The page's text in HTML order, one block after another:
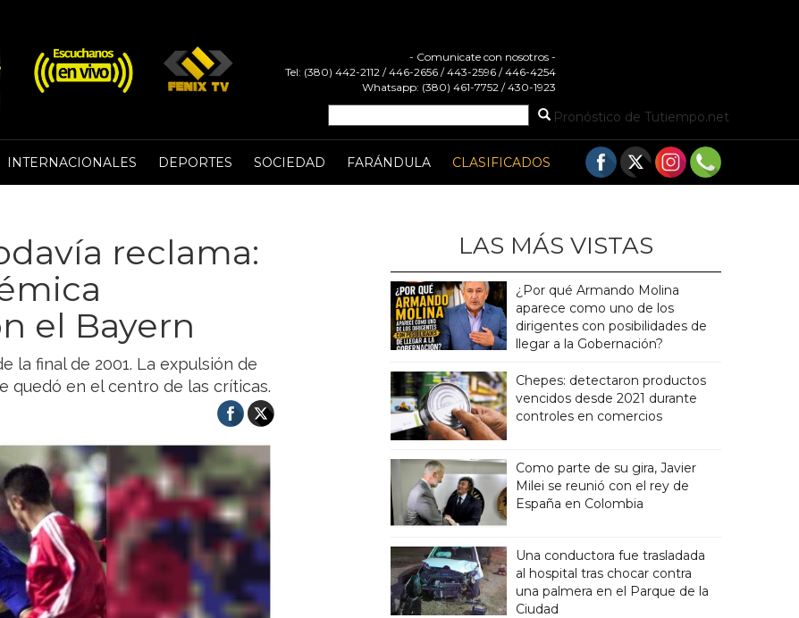
- Comunicate con nosotros -
Tel: (380) 442-2112 / 446-2656 / 443-2596 / 446-4254
Whatsapp: (380) 461-7752 / 430-1923
Pronóstico de Tutiempo.net
INTERNACIONALES DEPORTES SOCIEDAD FARÁNDULA CLASIFICADOS
reclama:
el Bayern
la final de 2001. La expulsión de
quedó en el centro de las críticas.
LAS MÁS VISTAS
¿Por qué Armando Molina
aparece como uno de los
dirigentes con posibilidades de
llegar a la Gobernación?
Chepes: detectaron productos
vencidos desde 2021 durante
controles en comercios
Como parte de su gira, Javier
Milei se reunió con el rey de
España en Colombia
Una conductora fue trasladada
al hospital tras chocar contra
una palmera en el Parque de la
Ciudad